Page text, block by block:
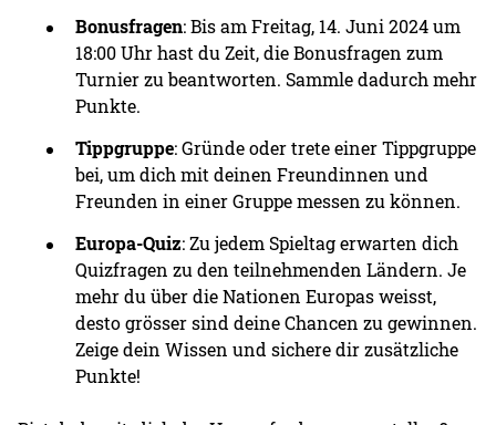
Bonusfragen: Bis am Freitag, 14. Juni 2024 um
18:00 Uhr hast du Zeit, die Bonusfragen zum
Turnier zu beantworten. Sammle dadurch mehr
Punkte.
Tippgruppe: Gründe oder trete einer Tippgruppe
bei, um dich mit deinen Freundinnen und
Freunden in einer Gruppe messen zu können.
Europa-Quiz: Zu jedem Spieltag erwarten dich
Quizfragen zu den teilnehmenden Ländern. Je
mehr du über die Nationen Europas weisst,
desto grösser sind deine Chancen zu gewinnen.
Zeige dein Wissen und sichere dir zusätzliche
Punkte!